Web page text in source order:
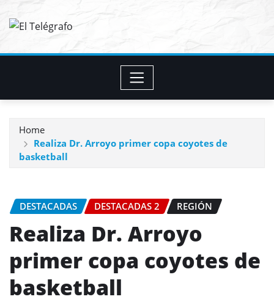
Home
Realiza Dr. Arroyo primer copa coyotes de
basketball
DESTACADAS DESTACADAS 2 REGIÓN
Realiza Dr. Arroyo
primer copa coyotes de
basketball